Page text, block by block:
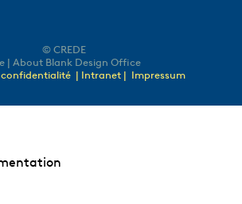
© CREDE
| About Blank Design Office
confidentialité | Intranet | Impressum